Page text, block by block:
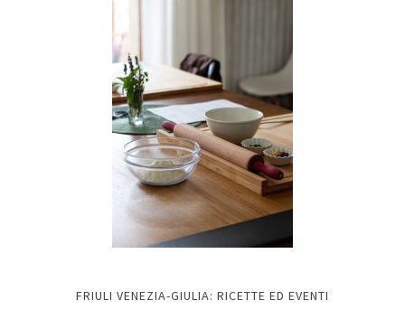
FRIULI VENEZIA-GIULIA: RICETTE ED EVENTI